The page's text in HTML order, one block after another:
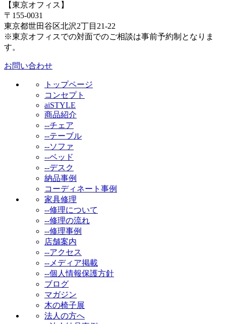
【東京オフィス】
〒155-0031
東京都世田谷区北沢2丁目21-22
※東京オフィスでの対面でのご相談は事前予約制となりま
す。
お問い合わせ
トップページ
コンセプト
aiSTYLE
商品紹介
--チェア
--テーブル
--ソファ
--ベッド
--デスク
納品事例
コーディネート事例
家具修理
--修理について
--修理の流れ
--修理事例
店舗案内
--アクセス
--メディア掲載
--個人情報保護方針
ブログ
マガジン
木の椅子展
法人の方へ